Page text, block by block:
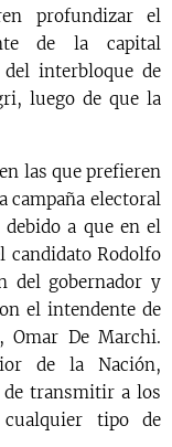
profundizar el
de la capital
interbloque de
luego de que la
las que prefieren
campaña electoral
a que en el
candidato Rodolfo
del gobernador y
el intendente de
Omar De Marchi.
de la Nación,
de transmitir a los
tipo de